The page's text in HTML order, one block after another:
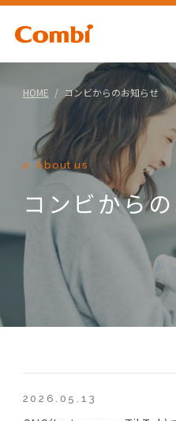
HOME コンビからのお知らせ
About us
コンビから
2026.05.13